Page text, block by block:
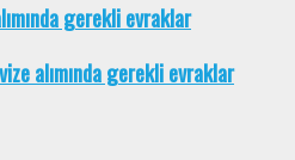
gerekli evraklar
alımında gerekli evraklar